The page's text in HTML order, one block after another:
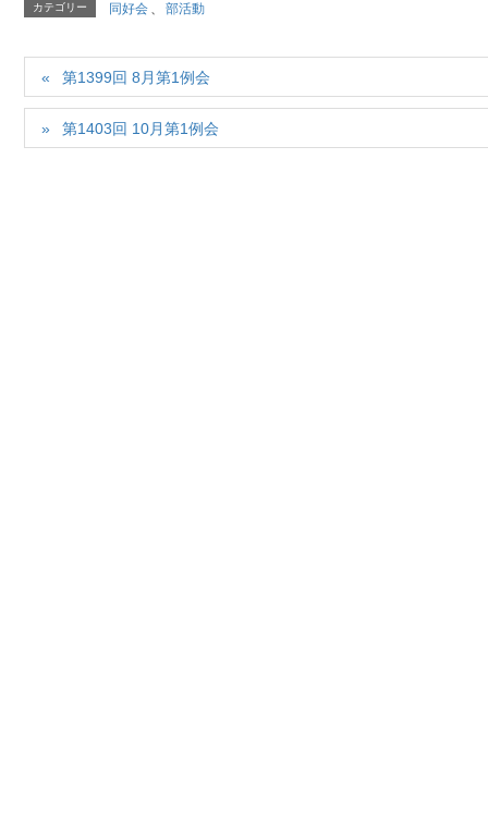
カテゴリー 同好会 、 部活動
第1399回 8月第1例会
第1403回 10月第1例会